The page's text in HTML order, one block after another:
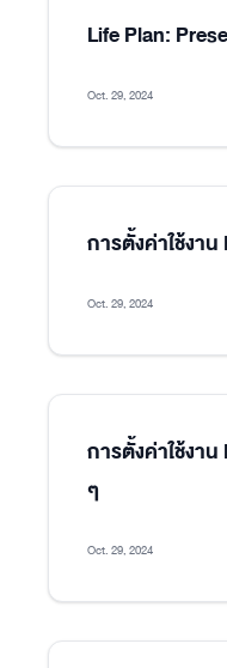
Life Plan:
Oct. 29, 2024
การตั้งค่าใช้งาน
Oct. 29, 2024
การตั้งค่าใช้งา
ๆ
Oct. 29, 2024